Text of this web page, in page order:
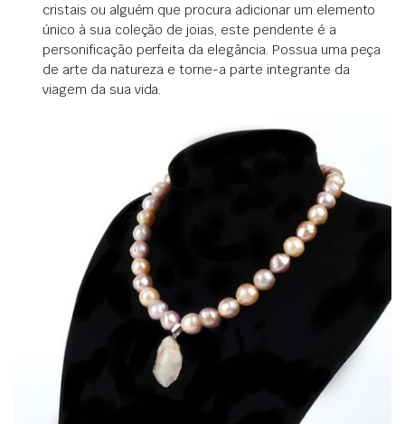
cristais ou alguém que procura adicionar um elemento
único à sua coleção de joias, este pendente é a
personificação perfeita da elegância. Possua uma peça
de arte da natureza e torne-a parte integrante da
viagem da sua vida.